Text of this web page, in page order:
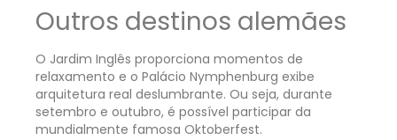
Outros destinos alemães
O Jardim Inglês proporciona momentos de
relaxamento e o Palácio Nymphenburg exibe
arquitetura real deslumbrante. Ou seja, durante
setembro e outubro, é possível participar da
mundialmente famosa Oktoberfest.